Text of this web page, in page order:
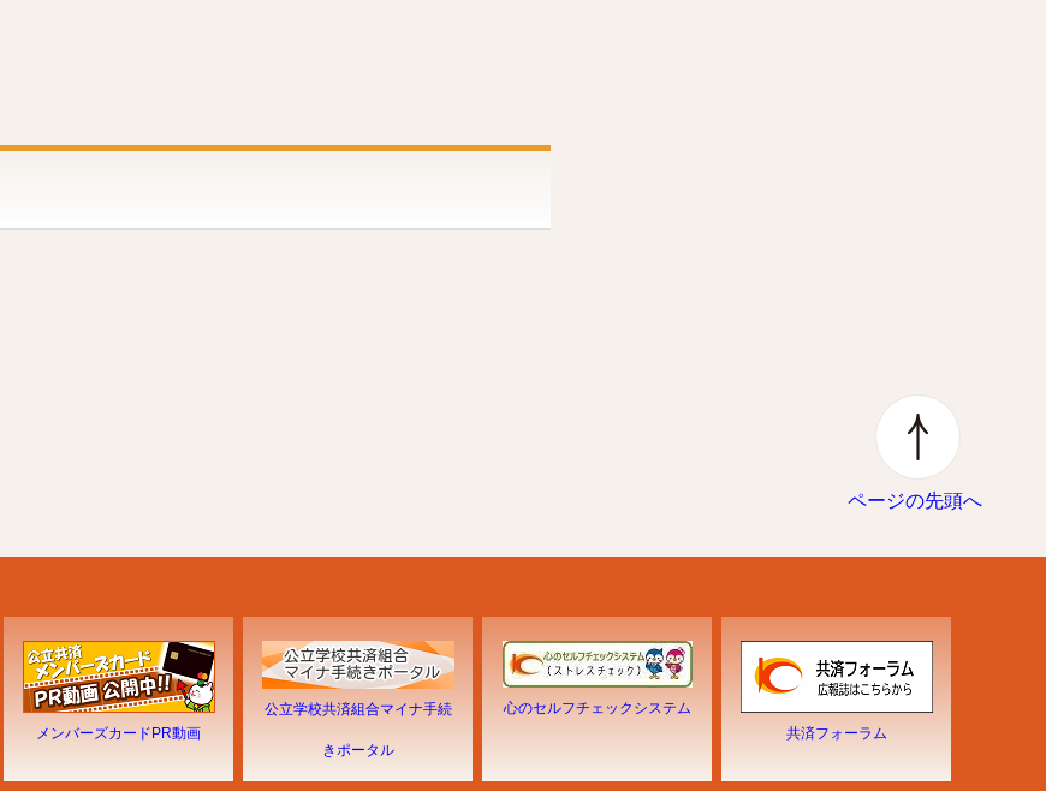
ページの先頭へ
メンバーズカードPR動画
公立学校共済組合マイナ手続
きポータル
心のセルフチェックシステム
共済フォーラム